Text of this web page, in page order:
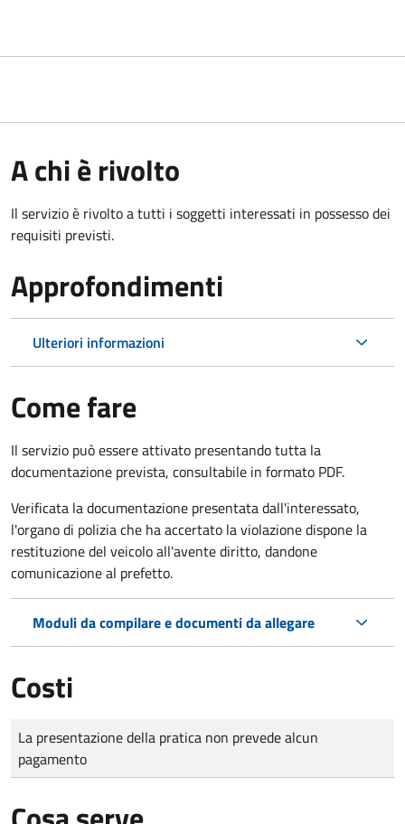
A chi è rivolto
Il servizio è rivolto a tutti i soggetti interessati in possesso dei
requisiti previsti.
Approfondimenti
Ulteriori informazioni
Come fare
Il servizio può essere attivato presentando tutta la
documentazione prevista, consultabile in formato PDF.
Verificata la documentazione presentata dall'interessato,
l'organo di polizia che ha accertato la violazione dispone la
restituzione del veicolo all'avente diritto, dandone
comunicazione al prefetto.
Moduli da compilare e documenti da allegare
Costi
Tipo di pagamento
Importo
La presentazione della pratica non prevede alcun
pagamento